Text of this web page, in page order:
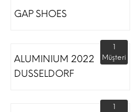
GAP SHOES
ALUMINIUM 2022
DUSSELDORF
1
Müşteri
1